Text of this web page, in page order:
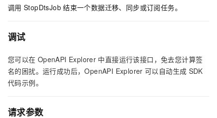
调用 StopDtsJob 结束一个数据迁移、同步或订阅任务。
调试
您可以在 OpenAPI Explorer 中直接运行该接口，免去您计算签
名的困扰。运行成功后，OpenAPI Explorer 可以自动生成 SDK
代码示例。
请求参数